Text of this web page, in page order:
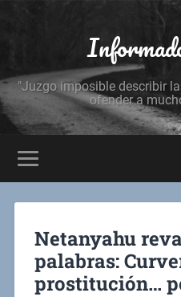
"Juzgo imposible describir
ofender a
Netanyahu
palabras:
prostitución…